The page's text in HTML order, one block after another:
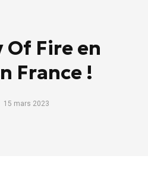
Of Fire en
France !
15 mars 2023